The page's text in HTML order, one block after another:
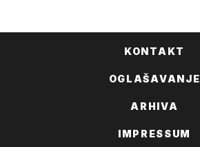
KONTAKT
OGLAŠAVANJE
ARHIVA
IMPRESSUM